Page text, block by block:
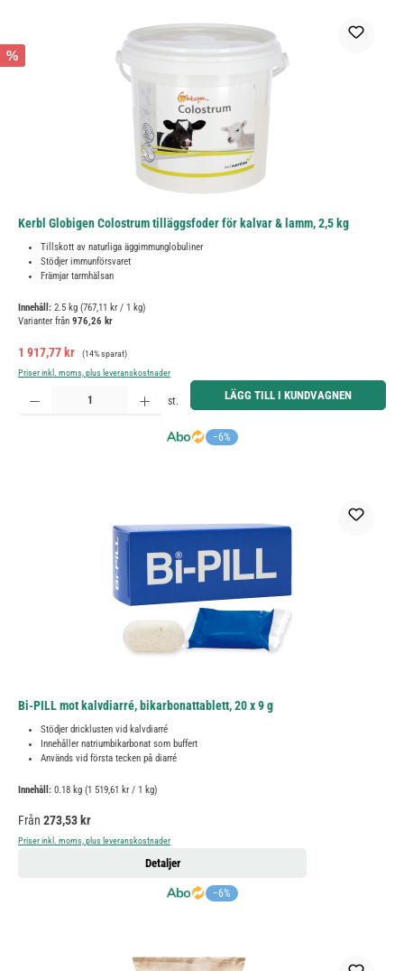
%
Kerbl Globigen Colostrum tilläggsfoder för kalvar & lamm, 2,5 kg
Tillskott av naturliga äggimmunglobuliner
Stödjer immunförsvaret
Främjar tarmhälsan
Innehåll: 2.5 kg (767,11 kr / 1 kg)
Varianter från 976,26 kr
Försäljningspris:
1 917,77 kr Ordinarie pris:
(14% sparat)
Priser inkl. moms, plus leveranskostnader
−6%
Produktkvantitet: Ange önskat belopp eller använd knapparna för att öka eller minska kvantiteten.
st. LÄGG TILL I KUNDVAGNEN
Bi-PILL mot kalvdiarré, bikarbonattablett, 20 x 9 g
Stödjer dricklusten vid kalvdiarré
Innehåller natriumbikarbonat som buffert
Används vid första tecken på diarré
Innehåll: 0.18 kg (1 519,61 kr / 1 kg)
Ordinarie pris:
Från 273,53 kr
Priser inkl. moms, plus leveranskostnader
−6%
Detaljer